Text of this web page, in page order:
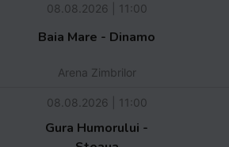
08.08.2026 | 11:00
Baia Mare - Dinamo
Arena Zimbrilor
08.08.2026 | 11:00
Gura Humorului -